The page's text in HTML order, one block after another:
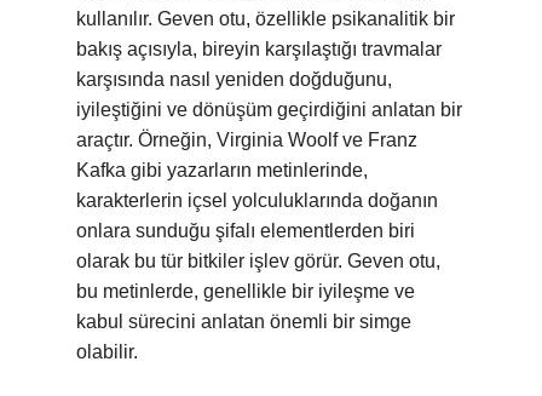
kullanılır. Geven otu, özellikle psikanalitik bir
bakış açısıyla, bireyin karşılaştığı travmalar
karşısında nasıl yeniden doğduğunu,
iyileştiğini ve dönüşüm geçirdiğini anlatan bir
araçtır. Örneğin, Virginia Woolf ve Franz
Kafka gibi yazarların metinlerinde,
karakterlerin içsel yolculuklarında doğanın
onlara sunduğu şifalı elementlerden biri
olarak bu tür bitkiler işlev görür. Geven otu,
bu metinlerde, genellikle bir iyileşme ve
kabul sürecini anlatan önemli bir simge
olabilir.